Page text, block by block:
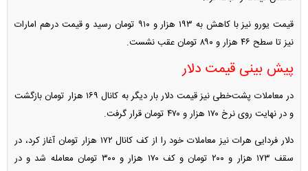
قیمت یورو نیز با کاهش به ۱۹۳ هزار و ۹۱۰ تومان رسید و قیمت درهم امارات
نیز تا سطح ۴۶ هزار و ۸۹۰ تومان عقب نشست.
پیش بینی قیمت دلار
در معاملات پشت‌خطی نیز قیمت دلار بار دیگر به کانال ۱۶۹ هزار تومان بازگشت
و در نهایت روی نرخ ۱۷۰ هزار و ۴۷۰ تومان قرار گرفت.
دلار فردایی هرات نیز معاملات خود را از کف کانال ۱۷۲ هزار تومان آغاز کرد، در
سقف ۱۷۳ هزار و ۲۰۰ تومان و کف ۱۷۰ هزار و ۳۰۰ تومان معامله شد و در